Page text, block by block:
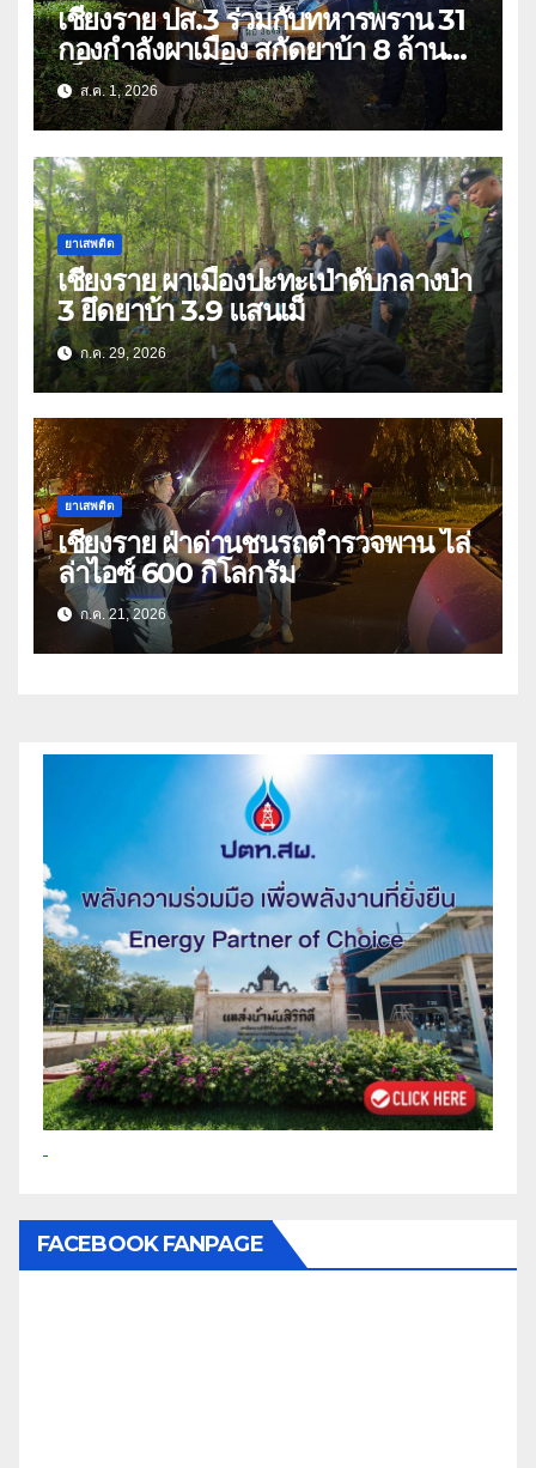
เชียงราย ปส.3 ร่วมกับทหารพราน 31
กองกำลังผาเมือง สกัดยาบ้า 8 ล้าน
เม็ด เครือข่าย โล่ง แซ่ลี
ส.ค. 1, 2026
ยาเสพติด
เชียงราย ผาเมืองปะทะเป่าดับกลางป่า
3 ยึดยาบ้า 3.9 แสนเม็
ก.ค. 29, 2026
ยาเสพติด
เชียงราย ฝ่าด่านชนรถตำรวจพาน ไล่
ล่าไอซ์ 600 กิโลกรัม
ก.ค. 21, 2026
FACEBOOK FANPAGE